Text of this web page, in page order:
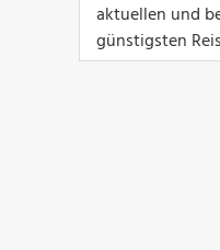
aktuellen und
günstigsten